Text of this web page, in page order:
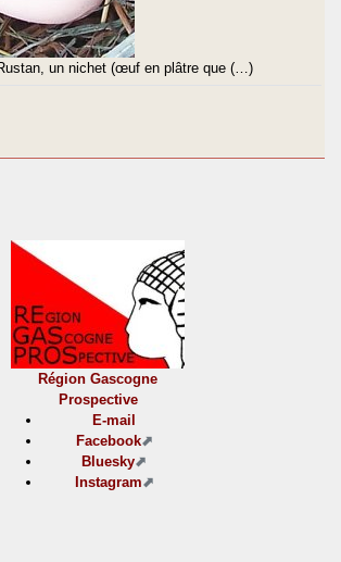
un nichet (œuf en plâtre que (…)
Région Gascogne
Prospective
E-mail
Facebook
Bluesky
Instagram